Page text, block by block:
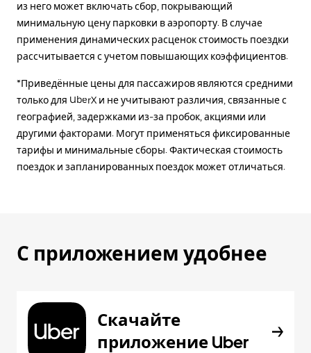
из него может включать сбор, покрывающий
минимальную цену парковки в аэропорту. В случае
применения динамических расценок стоимость поездки
рассчитывается с учетом повышающих коэффициентов.
*Приведённые цены для пассажиров являются средними
только для UberX и не учитывают различия, связанные с
географией, задержками из-за пробок, акциями или
другими факторами. Могут применяться фиксированные
тарифы и минимальные сборы. Фактическая стоимость
поездок и запланированных поездок может отличаться.
С приложением удобнее
Скачайте
приложение Uber